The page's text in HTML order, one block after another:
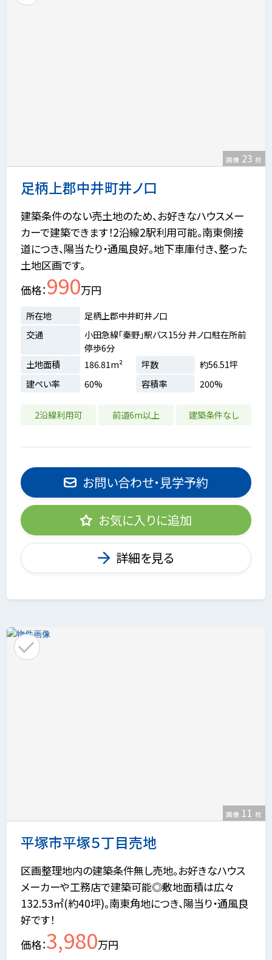
足柄上郡中井町井ノ口
画像 23 枚
建築条件のない売土地のため、お好きなハウスメー
カーで建築できます！2沿線2駅利用可能。南東側接
道につき、陽当たり・通風良好。地下車庫付き、整った
土地区画です。
価格 990万円
所在地
足柄上郡中井町井ノ口
交通
小田急線「秦野」駅バス15分 井ノ口駐在所前
停歩6分
土地面積
186.81m² 坪数
約56.51坪
建ぺい率
60% 容積率 200%
2沿線利用可 前道6m以上 建築条件なし
お問い合わせ・見学予約
お気に入りに追加
詳細を見る
平塚市平塚５丁目売地
画像 11 枚
区画整理地内の建築条件無し売地。お好きなハウス
メーカーや工務店で建築可能◎敷地面積は広々
132.53㎡(約40坪)。南東角地につき、陽当り・通風良
好です！
価格 3,980万円